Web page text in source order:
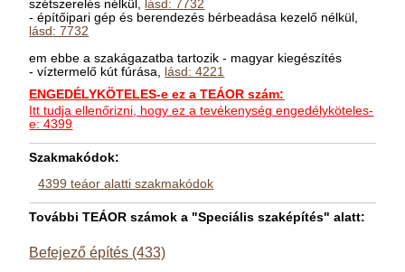
szétszerelés nélkül, lásd: 7732
- építőipari gép és berendezés bérbeadása kezelő nélkül,
lásd: 7732
em ebbe a szakágazatba tartozik - magyar kiegészítés
- víztermelő kút fúrása, lásd: 4221
ENGEDÉLYKÖTELES-e ez a TEÁOR szám:
Itt tudja ellenőrizni, hogy ez a tevékenység engedélyköteles-
e: 4399
Szakmakódok:
4399 teáor alatti szakmakódok
További TEÁOR számok a "Speciális szaképítés" alatt:
Befejező építés (433)